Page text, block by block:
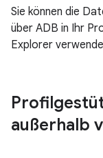
Sie können die
über ADB in Ihr
Explorer
außerhalb